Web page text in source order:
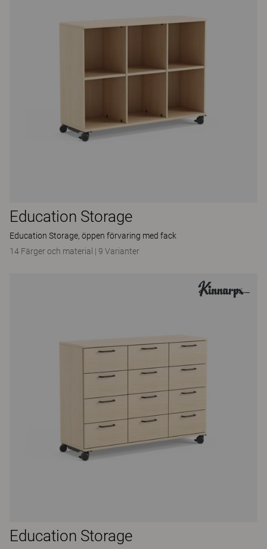
Education Storage
Education Storage, öppen förvaring med fack
14 Färger och material | 9 Varianter
Education Storage